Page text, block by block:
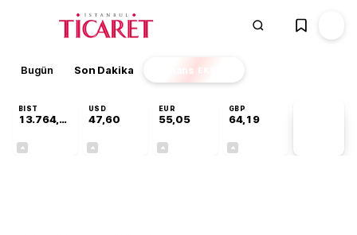
Bugün Son Dakika Finans EKSTRA
BIST
13.764,41
USD
47,60
EUR
55,05
GBP
64,19